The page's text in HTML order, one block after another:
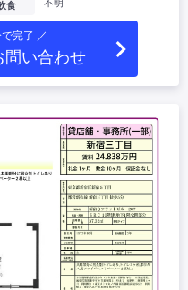
食 不明
完了 ／
問い合わせ